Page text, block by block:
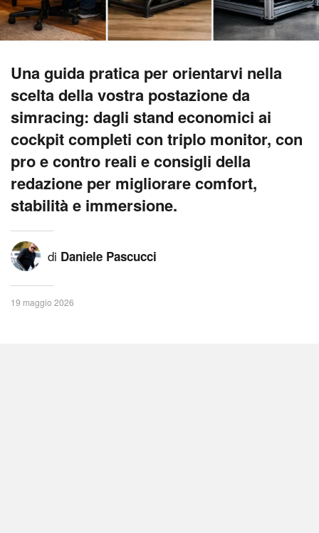
Una guida pratica per orientarvi nella
scelta della vostra postazione da
simracing: dagli stand economici ai
cockpit completi con triplo monitor, con
pro e contro reali e consigli della
redazione per migliorare comfort,
stabilità e immersione.
di Daniele Pascucci
19 maggio 2026